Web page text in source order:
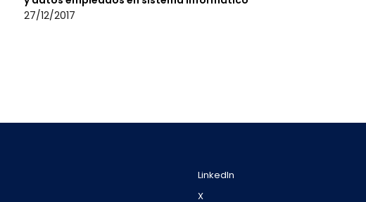
27/12/2017
LinkedIn
X